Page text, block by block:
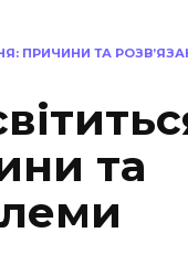
ПРИЧИНИ ТА
та